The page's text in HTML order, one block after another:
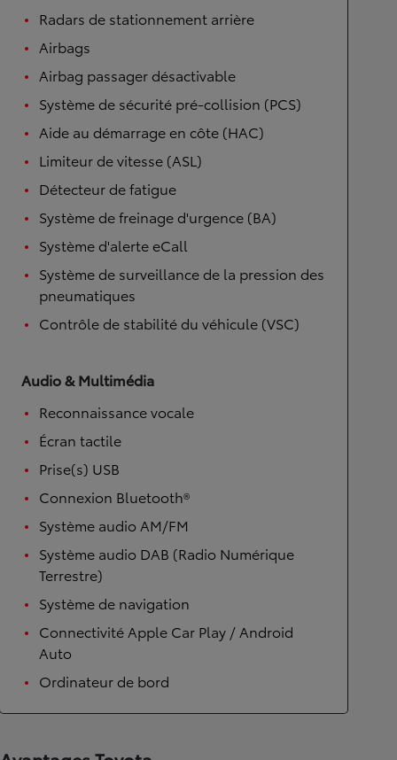
Radars de stationnement arrière
Airbags
Airbag passager désactivable
Système de sécurité pré-collision (PCS)
Aide au démarrage en côte (HAC)
Limiteur de vitesse (ASL)
Détecteur de fatigue
Système de freinage d'urgence (BA)
Système d'alerte eCall
Système de surveillance de la pression des
pneumatiques
Contrôle de stabilité du véhicule (VSC)
Audio & Multimédia
Reconnaissance vocale
Écran tactile
Prise(s) USB
Connexion Bluetooth®
Système audio AM/FM
Système audio DAB (Radio Numérique
Terrestre)
Système de navigation
Connectivité Apple Car Play / Android
Auto
Ordinateur de bord